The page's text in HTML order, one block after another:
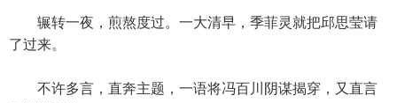
辗转一夜，煎熬度过。一大清早，季菲灵就把邱思莹请
了过来。
不许多言，直奔主题，一语将冯百川阴谋揭穿，又直言